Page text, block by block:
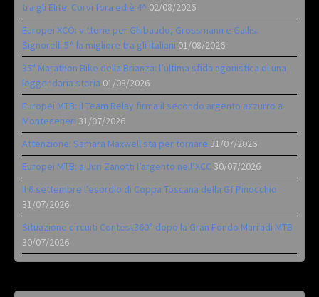
tra gli Elite. Corvi fora ed è 4^ 02/08/2026
Europei XCO: vittorie per Ghibaudo, Grossmann e Gallis.
Signorelli 5^ la migliore tra gli italiani 01/08/2026
35ª Marathon Bike della Brianza: l’ultima sfida agonistica di una
leggendaria storia 01/08/2026
Europei MTB: il Team Relay firma il secondo argento azzurro a
Monteceneri 31/07/2026
Attenzione: Samara Maxwell sta per tornare 31/07/2026
Europei MTB: a Juri Zanotti l’argento nell’XCC 30/07/2026
Il 6 settembre l’esordio di Coppa Toscana della Gf Pinocchio
31/07/2026
Situazione circuiti Contest360° dopo la Gran Fondo Marradi MTB
30/07/2026